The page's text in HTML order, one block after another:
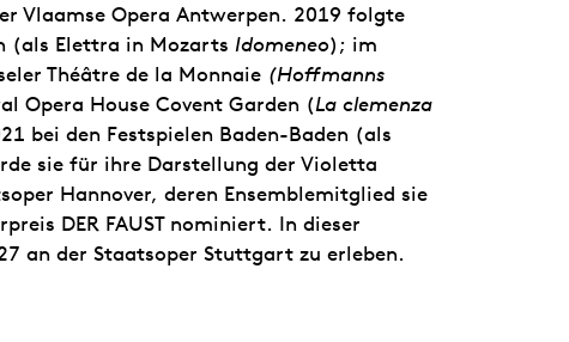
Vlaamse Opera Antwerpen. 2019 folgte
(als Elettra in Mozarts Idomeneo); im
Théâtre de la Monnaie (Hoffmanns
Opera House Covent Garden (La clemenza
bei den Festspielen Baden-Baden (als
sie für ihre Darstellung der Violetta
Hannover, deren Ensemblemitglied sie
DER FAUST nominiert. In dieser
an der Staatsoper Stuttgart zu erleben.